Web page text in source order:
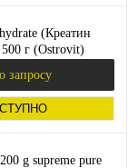
(Креатин
г (Ostrovit)
запросу
g supreme pure